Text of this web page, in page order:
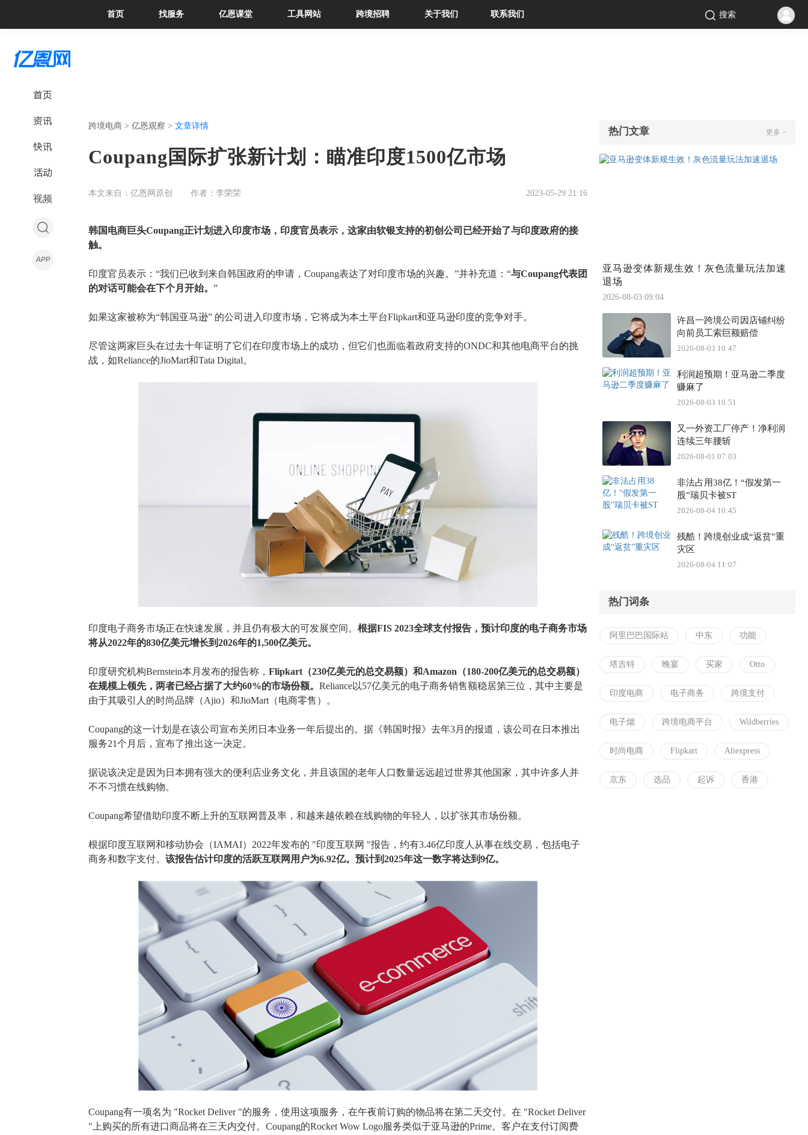
首页 找服务 亿恩课堂 工具网站 跨境招聘 关于我们 联系我们 搜索
首页
资讯
快讯
活动
视频
跨境电商 > 亿恩观察 > 文章详情
Coupang国际扩张新计划：瞄准印度1500亿市场
本文来自：亿恩网原创 作者：李荣荣 2023-05-29 21:16
韩国电商巨头Coupang正计划进入印度市场，印度官员表示，这家由软银支持的初创公司已经开始了与印度政府的接
触。
印度官员表示： “我们已收到来自韩国政府的申请，Coupang表达了对印度市场的兴趣。 ”并补充道：“与Coupang代表团
的对话可能会在下个月开始。 ”
如果这家被称为“韩国亚马逊” 的公司进入印度市场，它将成为本土平台Flipkart和亚马逊印度的竞争对手。
尽管这两家巨头在过去十年证明了它们在印度市场上的成功，但它们也面临着政府支持的ONDC和其他电商平台的挑
战，如Reliance的JioMart和Tata Digital。
印度电子商务市场正在快速发展，并且仍有极大的可发展空间。 根据FIS 2023全球支付报告，预计印度的电子商务市场
将从2022年的830亿美元增长到2026年的1,500亿美元。
印度研究机构Bernstein本月发布的报告称， Flipkart（230亿美元的总交易额）和Amazon（180-200亿美元的总交易额）
在规模上领先，两者已经占据了大约60%的市场份额。 Reliance以57亿美元的电子商务销售额稳居第三位，其中主要是
由于其吸引人的时尚品牌（Ajio）和JioMart（电商零售）。
Coupang的这一计划是在该公司宣布关闭日本业务一年后提出的。据《韩国时报》去年3月的报道，该公司在日本推出
服务21个月后，宣布了推出这一决定。
据说该决定是因为日本拥有强大的便利店业务文化， 并且 该国的老年人口数量远远超过世界其他国家，其中许多人 并
不不习惯在线购物。
Coupang希望借助印度不断上升的互联网普及率 ， 和越来越依赖在线购物的年轻人 ， 以扩张其市场份额。
根据印度互联网和移动协会（IAMAI）2022年发布的 "印度互联网 "报告，约有3.46亿印度人从事在线交易，包括电子
商务和数字支付。 该报告估计印度的活跃互联网用户为6.92亿。预计到2025年这一数字将达到9亿。
Coupang有一项名为 "Rocket Deliver "的服务， 使用这项服务， 在午夜前订购的物品将在第二天交付。 在 "Rocket Deliver
"上购买的所有进口商品将在三天内交付。Coupang的Rocket Wow Logo服务类似于亚马逊的Prime。客户在支付订阅费
热门文章 更多 >
亚马逊变体新规生效！灰色流量玩法加速
退场
2026-08-03 09:04
许昌一跨境公司因店铺纠纷
向前员工索巨额赔偿
2026-08-03 10:47
利润超预期！亚马逊二季度
赚麻了
2026-08-03 10:51
又一外资工厂停产！净利润
连续三年腰斩
2026-08-01 07:03
非法占用38亿！“假发第一
股”瑞贝卡被ST
2026-08-04 10:45
残酷！跨境创业成“返贫”重
灾区
2026-08-04 11:07
热门词条
阿里巴巴国际站 中东 功能
塔吉特 晚宴 买家 Otto
印度电商 电子商务 跨境支付
电子烟 跨境电商平台 Wildberries
时尚电商 Flipkart Aliexpress
京东 选品 起诉 香港